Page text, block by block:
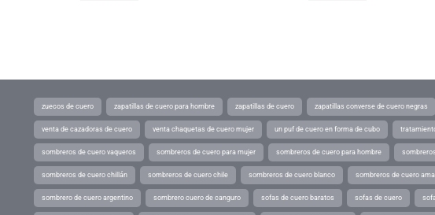
zuecos de cuero zapatillas de cuero para hombre zapatillas de cuero zapatillas converse de cuero negras
venta de cazadoras de cuero venta chaquetas de cuero mujer un puf de cuero en forma de cubo
sombreros de cuero vaqueros sombreros de cuero para mujer sombreros de cuero para hombre
sombreros de cuero chillán sombreros de cuero chile sombreros de cuero blanco sombreros de cuero
sombrero de cuero argentino sombrero cuero de canguro sofas de cuero baratos sofas de cuero